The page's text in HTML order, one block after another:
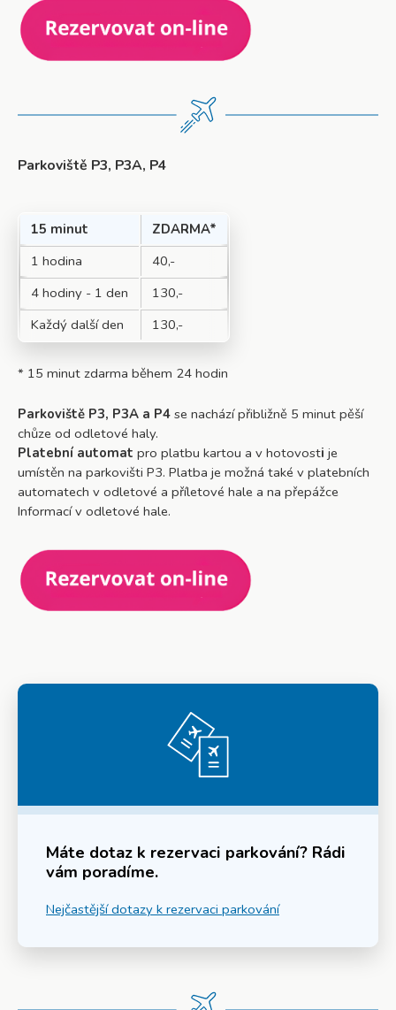
Parkoviště P3, P3A, P4
15 minut
ZDARMA*
1 hodina
40,-
4 hodiny - 1 den
130,-
Každý další den
130,-
* 15 minut zdarma během 24 hodin
Parkoviště P3, P3A a P4 se nachází přibližně 5 minut pěší
chůze od odletové haly.
Platební automat pro platbu kartou a v hotovosti je
umístěn na parkovišti P3. Platba je možná také v platebních
automatech v odletové a příletové hale a na přepážce
Informací v odletové hale.
Máte dotaz k rezervaci parkování? Rádi
vám poradíme.
Nejčastější dotazy k rezervaci parkování